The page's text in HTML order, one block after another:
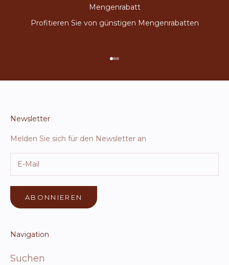
Mengenrabatt
Profitieren Sie von günstigen Mengenrabatten
Gehe zu Element 1
Gehe zu Element 2
Gehe zu Element 3
Newsletter
Melden Sie sich für den Newsletter an
ABONNIEREN
Navigation
Suchen